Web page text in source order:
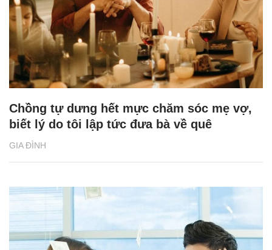
GIA ĐÌNH
Chồng tự dưng hết mực chăm sóc mẹ vợ,
biết lý do tôi lập tức đưa bà về quê